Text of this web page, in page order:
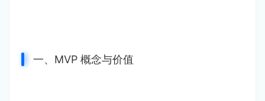
一、MVP 概念与价值